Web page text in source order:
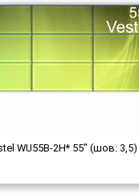
WU55B-2H* 55" (шов: 3,5)